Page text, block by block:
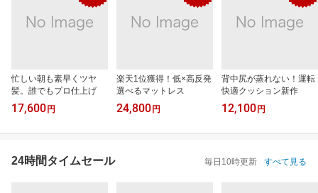
忙しい朝も素早くツヤ
髪。誰でもプロ仕上げ
17,600 円
楽天1位獲得！低×高反発
選べるマットレス
24,800 円
背中尻が蒸れない！運転
快適クッション新作
12,100 円
24時間タイムセール 毎日10時更新 すべて見る